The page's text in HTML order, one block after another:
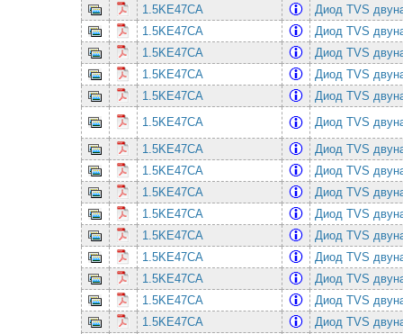
1.5KE47CA
Диод TVS
1.5KE47CA
Диод TVS
1.5KE47CA
Диод TVS
1.5KE47CA
Диод TVS
1.5KE47CA
Диод TVS
1.5KE47CA
Диод TVS
1.5KE47CA
Диод TVS
1.5KE47CA
Диод TVS
1.5KE47CA
Диод TVS
1.5KE47CA
Диод TVS
1.5KE47CA
Диод TVS
1.5KE47CA
Диод TVS
1.5KE47CA
Диод TVS
1.5KE47CA
Диод TVS
1.5KE47CA
Диод TVS